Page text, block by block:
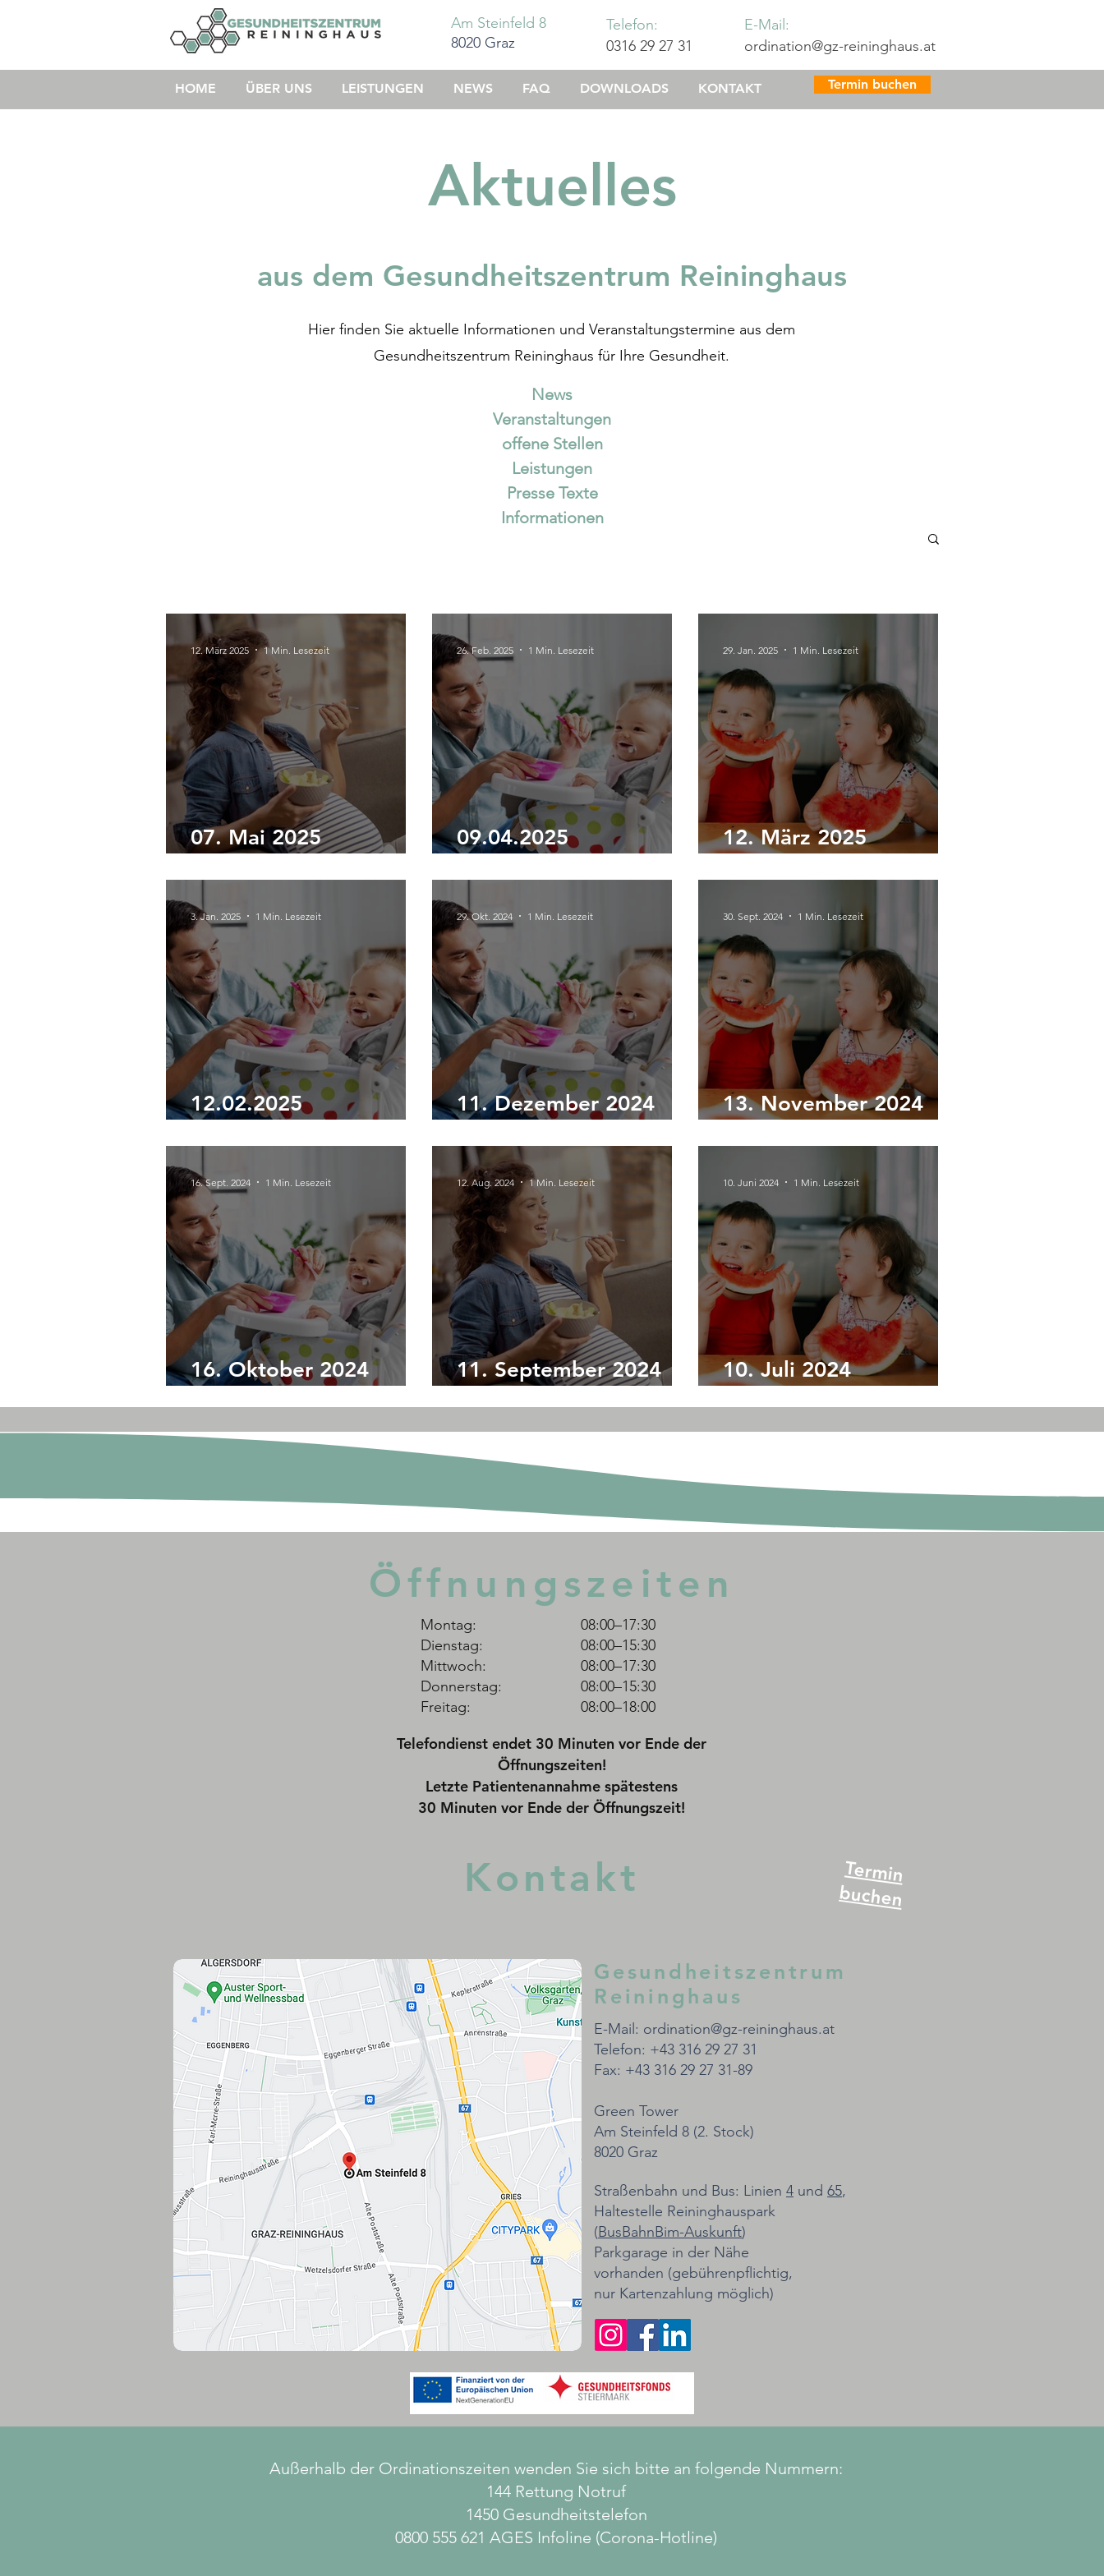
Am Steinfeld 8
8020 Graz
Telefon:
0316 29 27 31
E-Mail:
ordination@gz-reininghaus.at
HOME ÜBER UNS LEISTUNGEN NEWS FAQ DOWNLOADS KONTAKT Termin buchen
Aktuelles
aus dem Gesundheitszentrum Reininghaus
Hier finden Sie aktuelle Informationen und Veranstaltungstermine aus dem
Gesundheitszentrum Reininghaus für Ihre Gesundheit.
News
Veranstaltungen
offene Stellen
Leistungen
Presse Texte
Informationen
07. Mai 2025
12. März 2025 1 Min. Lesezeit
09.04.2025
26. Feb. 2025 1 Min. Lesezeit
12. März 2025
29. Jan. 2025 1 Min. Lesezeit
12.02.2025
3. Jan. 2025 1 Min. Lesezeit
11. Dezember 2024
29. Okt. 2024 1 Min. Lesezeit
13. November 2024
30. Sept. 2024 1 Min. Lesezeit
16. Oktober 2024
16. Sept. 2024 1 Min. Lesezeit
11. September 2024
12. Aug. 2024 1 Min. Lesezeit
10. Juli 2024
10. Juni 2024 1 Min. Lesezeit
Öffnungszeiten
Montag:
Dienstag:
Mittwoch:
Donnerstag:
Freitag:
08:00–17:30
08:00–15:30
08:00–17:30
08:00–15:30
08:00–18:00
Telefondienst endet 30 Minuten vor Ende der
Öffnungszeiten!
Letzte Patientenannahme spätestens
30 Minuten vor Ende der Öffnungszeit!
Kontakt Termin
buchen
Gesundheitszentrum
Reininghaus
E-Mail: ordination@gz-reininghaus.at
Telefon: +43 316 29 27 31
Fax: +43 316 29 27 31-89
Green Tower
Am Steinfeld 8 (2. Stock)
8020 Graz
Straßenbahn und Bus: Linien 4 und 65,
Haltestelle Reininghauspark
(BusBahnBim-Auskunft)
Parkgarage in der Nähe
vorhanden (gebührenpflichtig,
nur Kartenzahlung möglich)
Außerhalb der Ordinationszeiten wenden Sie sich bitte an folgende Nummern:
144 Rettung Notruf
1450 Gesundheitstelefon
0800 555 621 AGES Infoline (Corona-Hotline)